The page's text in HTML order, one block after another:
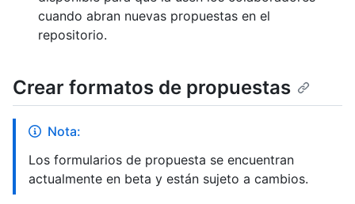
cuando abran nuevas propuestas en el
repositorio.
Crear formatos de propuestas
Nota:
Los formularios de propuesta se encuentran
actualmente en beta y están sujeto a cambios.